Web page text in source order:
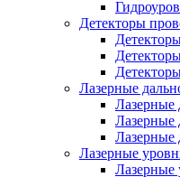
Детекторы
Лазерные
Лазерные
Лазерные
Лазерные
Лазерные
Лазерные